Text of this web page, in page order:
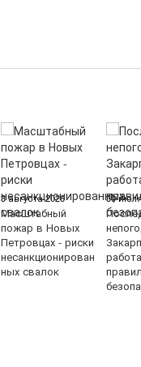
3 августа 2026
Масштабный
пожар в Новых
Петровцах - риски
несанкционирован
ных свалок
30